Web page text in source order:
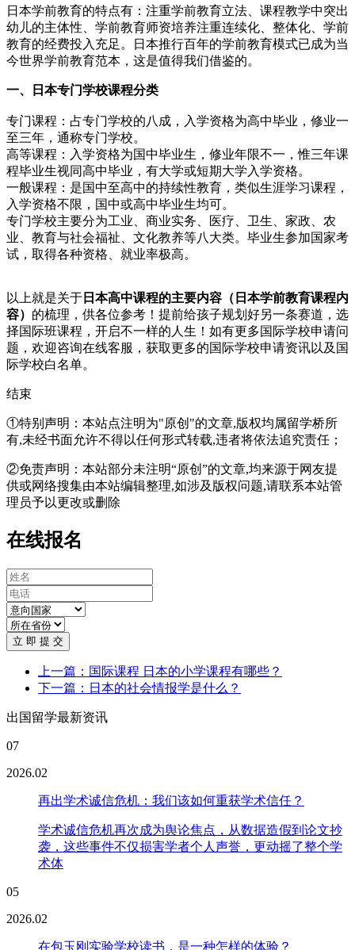
日本学前教育的特点有：注重学前教育立法、课程教学中突出
幼儿的主体性、学前教育师资培养注重连续化、整体化、学前
教育的经费投入充足。日本推行百年的学前教育模式已成为当
今世界学前教育范本，这是值得我们借鉴的。
一、日本专门学校课程分类
专门课程：占专门学校的八成，入学资格为高中毕业，修业一
至三年，通称专门学校。
高等课程：入学资格为国中毕业生，修业年限不一，惟三年课
程毕业生视同高中毕业，有大学或短期大学入学资格。
一般课程：是国中至高中的持续性教育，类似生涯学习课程，
入学资格不限，国中或高中毕业生均可。
专门学校主要分为工业、商业实务、医疗、卫生、家政、农
业、教育与社会福祉、文化教养等八大类。毕业生参加国家考
试，取得各种资格、就业率极高。
以上就是关于 日本高中课程的主要内容（日本学前教育课程内
容） 的梳理，供各位参考！提前给孩子规划好另一条赛道，选
择国际班课程，开启不一样的人生！如有更多国际学校申请问
题，欢迎咨询在线客服 ，获取更多的国际学校申请资讯以及国
际学校白名单。
结束
①特别声明：本站点注明为"原创"的文章,版权均属留学桥所
有,未经书面允许不得以任何形式转载,违者将依法追究责任；
②免责声明：本站部分未注明“原创”的文章,均来源于网友提
供或网络搜集由本站编辑整理,如涉及版权问题,请联系本站管
理员予以更改或删除
在线报名
立 即 提 交
上一篇：国际课程 日本的小学课程有哪些？
下一篇：日本的社会情报学是什么？
出国留学最新资讯
07
2026.02
再出学术诚信危机：我们该如何重获学术信任？
学术诚信危机再次成为舆论焦点，从数据造假到论文抄
袭，这些事件不仅损害学者个人声誉，更动摇了整个学
术体
05
2026.02
在包玉刚实验学校读书，是一种怎样的体验？